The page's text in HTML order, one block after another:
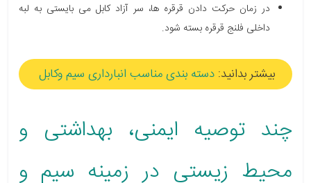
در زمان حرکت دادن قرقره ها، سر آزاد کابل می بایستی به لبه
داخلی فلنج قرقره بسته شود.
بیشتر بدانید: دسته بندی مناسب انبارداری سیم وکابل
چند توصیه ایمنی، بهداشتی و
محیط زیستی در زمینه سیم و